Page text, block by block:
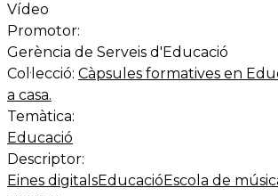
Vídeo
Promotor:
Gerència de Serveis d'Educació
Col·lecció: Càpsules formatives en
a casa.
Temàtica:
Educació
Descriptor:
Eines digitalsEducació Escola de